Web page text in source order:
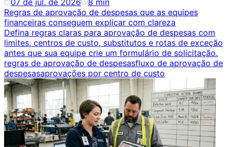
07 de jul. de 2026 8 min
Regras de aprovação de despesas que as equipes
financeiras conseguem explicar com clareza
Defina regras claras para aprovação de despesas com
limites, centros de custo, substitutos e rotas de exceção
antes que sua equipe crie um formulário de solicitação.
regras de aprovação de despesasfluxo de aprovação de
despesasaprovações por centro de custo